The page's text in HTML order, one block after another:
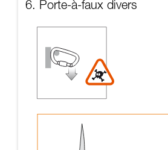
6. Porte-à-faux divers